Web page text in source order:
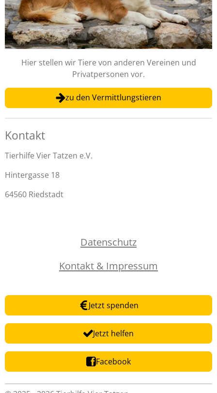
Hier stellen wir Tiere von anderen Vereinen und
Privatpersonen vor.
zu den Vermittlungstieren
Kontakt
Tierhilfe Vier Tatzen e.V.
Hintergasse 18
64560 Riedstadt
Datenschutz
Kontakt & Impressum
Jetzt spenden
Jetzt helfen
Facebook